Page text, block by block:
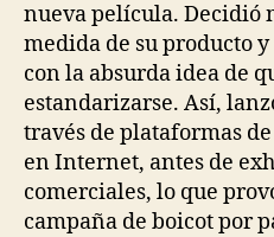
nueva película. Decidió
medida de su producto
con la absurda idea de
estandarizarse. Así,
través de plataformas
en Internet, antes de
comerciales, lo que
campaña de boicot por